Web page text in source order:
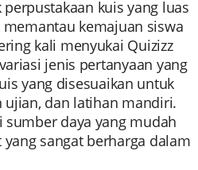
kuis yang luas
kemajuan siswa
kali menyukai Quizizz
jenis pertanyaan yang
yang disesuaikan untuk
dan latihan mandiri.
sumber daya yang mudah
sangat berharga dalam